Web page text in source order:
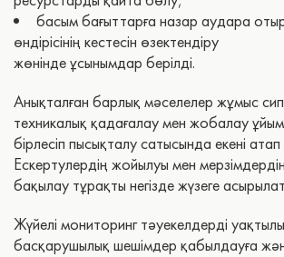
басым бағыттарға назар аудара
өндірісінің кестесін өзектендіру
жөнінде ұсынымдар берілді.
Анықталған барлық мәселелер жұмыс
техникалық қадағалау мен жобалау
бірлесіп пысықталу сатысында екені атап
Ескертулердің жойылуы мен
бақылау тұрақты негізде жүзеге
Жүйелі мониторинг тәуекелдерді
басқарушылық шешімдер қабылдауға